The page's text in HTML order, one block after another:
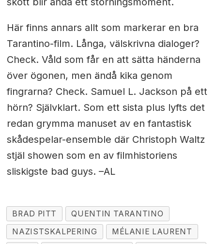
Här finns annars allt som markerar en bra
Tarantino-film. Långa, välskrivna dialoger?
Check. Våld som får en att sätta händerna
över ögonen, men ändå kika genom
fingrarna? Check. Samuel L. Jackson på ett
hörn? Självklart. Som ett sista plus lyfts det
redan grymma manuset av en fantastisk
skådespelar-ensemble där Christoph Waltz
stjäl showen som en av filmhistoriens
sliskigste bad guys. –AL
BRAD PITT
QUENTIN TARANTINO
NAZISTSKALPERING
MÉLANIE LAURENT